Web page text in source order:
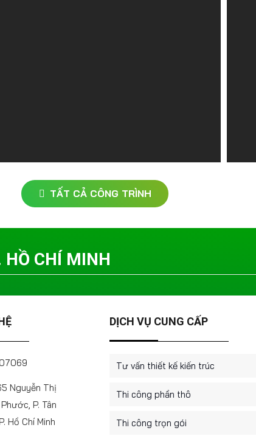
TẤT CẢ CÔNG TRÌNH
HỒ CHÍ MINH
Nguyễn Thị
P. Tân
Hồ Chí Minh
DỊCH VỤ CUNG CẤP
Tư vấn thiết kế kiến trúc
Thi công phần thô
Thi công trọn gói